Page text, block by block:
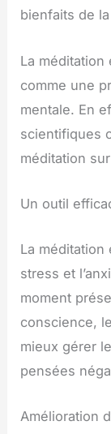
bienfaits de
La
comme une
mentale. En
scientifiques
méditation
Un outil
La
stress et
moment
conscience,
mieux gérer
pensées
Amélioration